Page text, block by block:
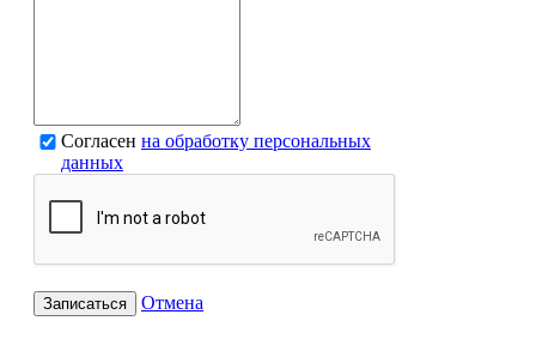
Согласен на обработку персональных
данных
Записаться Отмена